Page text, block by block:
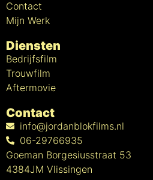
Contact
Mijn Werk
Diensten
Bedrijfsfilm
Trouwfilm
Aftermovie
Contact
info@jordanblokfilms.nl
06-29766935
Goeman Borgesiusstraat 53
4384JM Vlissingen